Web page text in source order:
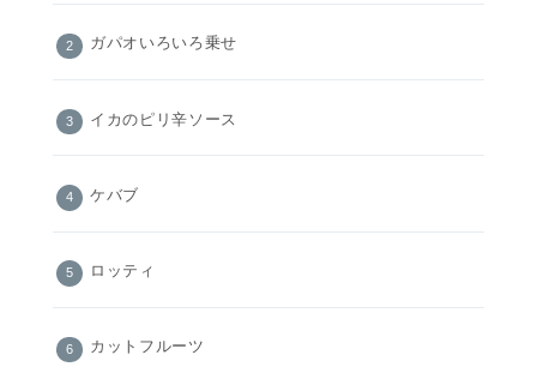
ガパオいろいろ乗せ
イカのピリ辛ソース
ケバブ
ロッティ
カットフルーツ